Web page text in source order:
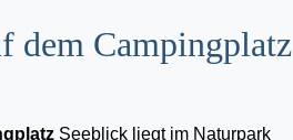
dem Campingplatz
Seeblick liegt im Naturpark